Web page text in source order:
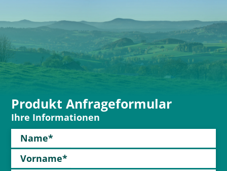
Produkt Anfrageformular
Ihre Informationen
Name*
Vorname*